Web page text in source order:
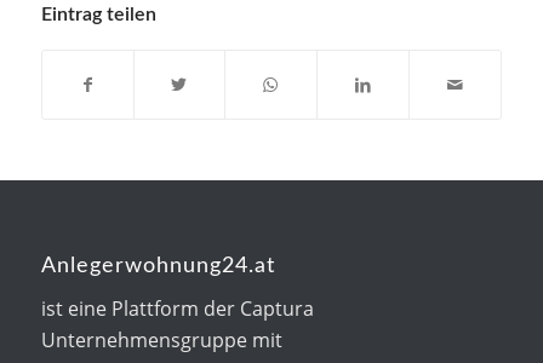
Eintrag teilen
Anlegerwohnung24.at
ist eine Plattform der Captura
Unternehmensgruppe mit